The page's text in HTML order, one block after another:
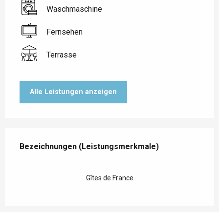
Waschmaschine
Fernsehen
Terrasse
Alle Leistungen anzeigen
Bezeichnungen (Leistungsmerkmale)
Bezeichnungen (Leistungsmerkmale)
Gîtes de France